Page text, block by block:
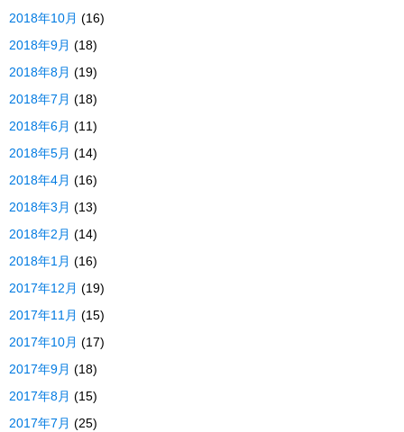
2018年10月 (16)
2018年9月 (18)
2018年8月 (19)
2018年7月 (18)
2018年6月 (11)
2018年5月 (14)
2018年4月 (16)
2018年3月 (13)
2018年2月 (14)
2018年1月 (16)
2017年12月 (19)
2017年11月 (15)
2017年10月 (17)
2017年9月 (18)
2017年8月 (15)
2017年7月 (25)